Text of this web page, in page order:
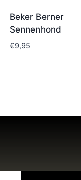
Beker Berner
Sennenhond
€9,95